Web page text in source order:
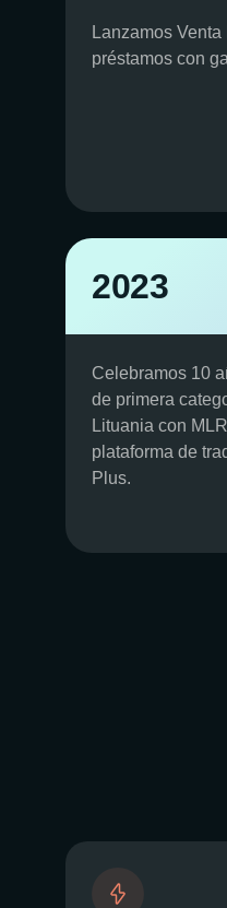
Lanzamos
préstamos con
2023
Celebramos 10
de primera
Lituania con
plataforma de
Plus.